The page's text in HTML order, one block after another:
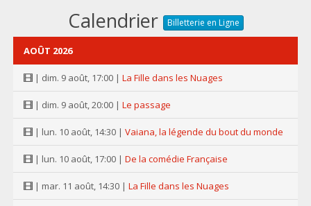
Calendrier Billetterie en Ligne
AOÛT 2026
| dim. 9 août, 17:00 | La Fille dans les Nuages
| dim. 9 août, 20:00 | Le passage
| lun. 10 août, 14:30 | Vaiana, la légende du bout du monde
| lun. 10 août, 17:00 | De la comédie Française
| mar. 11 août, 14:30 | La Fille dans les Nuages